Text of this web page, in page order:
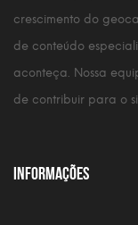
crescimento do
de conteúdo
aconteça. Nossa
de contribuir para o
Informações